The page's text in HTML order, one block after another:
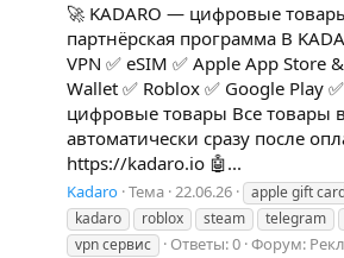
🚀 KADARO — цифровые
партнёрская программа В
VPN ✅ eSIM ✅ Apple App Store
Wallet ✅ Roblox ✅ Google Play
цифровые товары Все товары
автоматически сразу после
https://kadaro.io 🤖...
Kadaro Тема 22.06.26 apple gift
kadaro
roblox steam telegram
vpn сервис
Ответы: 0 Форум: